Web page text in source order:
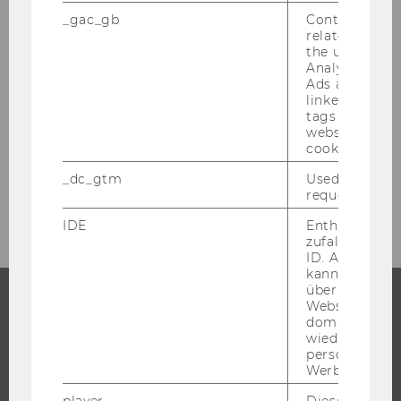
Stück
Mitteilungsblatt vom 24. August 2016, 49.
Mitteilungsblatt vom 31. August 2016, 50.
September 2016
_gac_gb
Contains
related
the user. If
Analytics and
Ads accounts
linked, the
tags on the
website read
cookie.
_dc_gtm
Used to
request rate.
IDE
Enthält eine
ID. Anhand
kann Google
über
Websites
Werbung